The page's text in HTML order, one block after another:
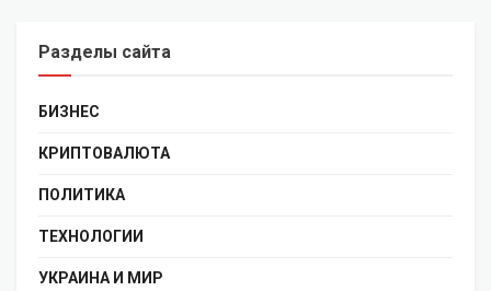
Разделы сайта
БИЗНЕС
КРИПТОВАЛЮТА
ПОЛИТИКА
ТЕХНОЛОГИИ
УКРАИНА И МИР